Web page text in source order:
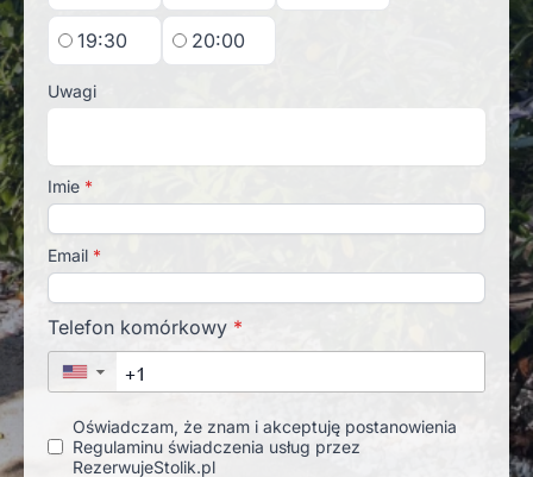
19:30 20:00
Uwagi
Imie *
Email *
Telefon komórkowy *
▼
Oświadczam, że znam i akceptuję postanowienia
Regulaminu świadczenia usług przez
RezerwujeStolik.pl